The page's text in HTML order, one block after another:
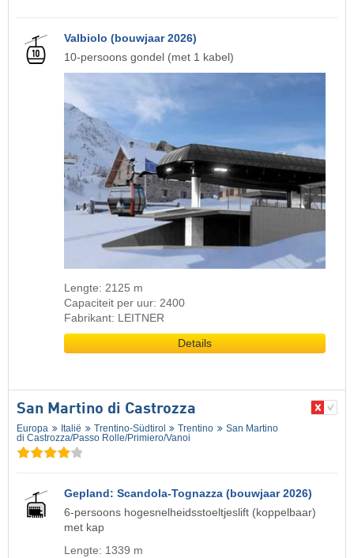
Valbiolo (bouwjaar 2026)
10-persoons gondel (met 1 kabel)
Lengte: 2125 m
Capaciteit per uur: 2400
Fabrikant: LEITNER
Details
San Martino di Castrozza
Europa Italië Trentino-Südtirol Trentino
San Martino
di Castrozza/​Passo Rolle/​Primiero/​Vanoi
Gepland: Scandola-Tognazza (bouwjaar 2026)
6-persoons hogesnelheidsstoeltjeslift (koppelbaar)
met kap
Lengte: 1339 m